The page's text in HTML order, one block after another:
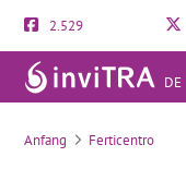
2.529
DE
Anfang Ferticentro